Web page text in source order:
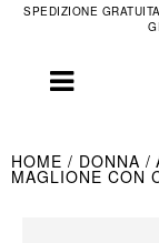
SPEDIZIONE
HOME DONNA
MAGLIONE CON